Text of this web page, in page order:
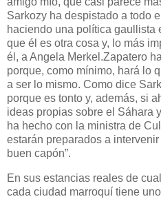
Sarkozy ha despistado a todo
haciendo una política gaullista
que él es otra cosa y, lo más
él, a Angela Merkel.Zapatero
porque, como mínimo, hará lo
a ser lo mismo. Como dice
porque es tonto y, además, si
ideas propias sobre el Sáhara
ha hecho con la ministra de
estarán preparados a
buen capón”.
En sus estancias reales de
cada ciudad marroquí tiene